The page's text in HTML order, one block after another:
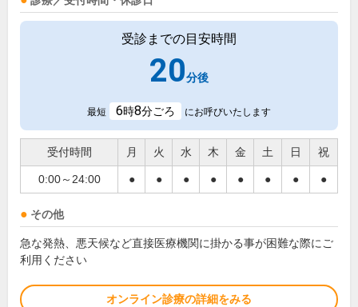
受診までの目安時間
20分後
最短 6時8分ごろ にお呼びいたします
受付時間 月 火 水 木 金 土 日 祝
0:00～24:00 ● ● ● ● ● ● ● ●
その他
急な発熱、悪天候など直接医療機関に掛かる事が困難な際にご
利用ください
オンライン診療の詳細をみる